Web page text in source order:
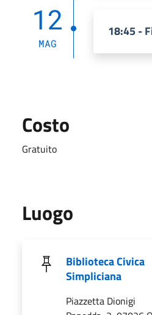
12
MAG
18:45 -
Costo
Gratuito
Luogo
Biblioteca Civica
Simpliciana
Piazzetta Dionigi